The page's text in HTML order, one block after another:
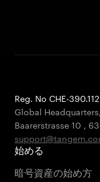
Reg. No CHE-
Global
Baarerstrasse 10 ,
始める
暗号資産の始め方